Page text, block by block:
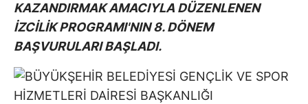
KAZANDIRMAK AMACIYLA DÜZENLENEN
İZCİLİK PROGRAMI'NIN 8. DÖNEM
BAŞVURULARI BAŞLADI.